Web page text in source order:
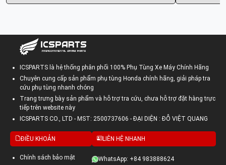
ICSPARTS là hệ thống phân phối 100% Phụ Tùng Xe Máy Chính Hãng
Chuyên cung cấp sản phẩm phụ tùng Honda chính hãng, giải pháp tra
cứu phụ tùng nhanh chóng
Trang trưng bày sản phẩm và hỗ trợ tra cứu, chưa hỗ trợ đặt hàng trực
tiếp trên website này
ICSPARTS CO., LTD - MST: 2500737606 - ĐẠI DIỆN : ĐỖ VIỆT QUANG
ĐIỀU KHOẢN
Chính sách bảo mật
LIÊN HỆ NHANH
WhatsApp: +84 983888624